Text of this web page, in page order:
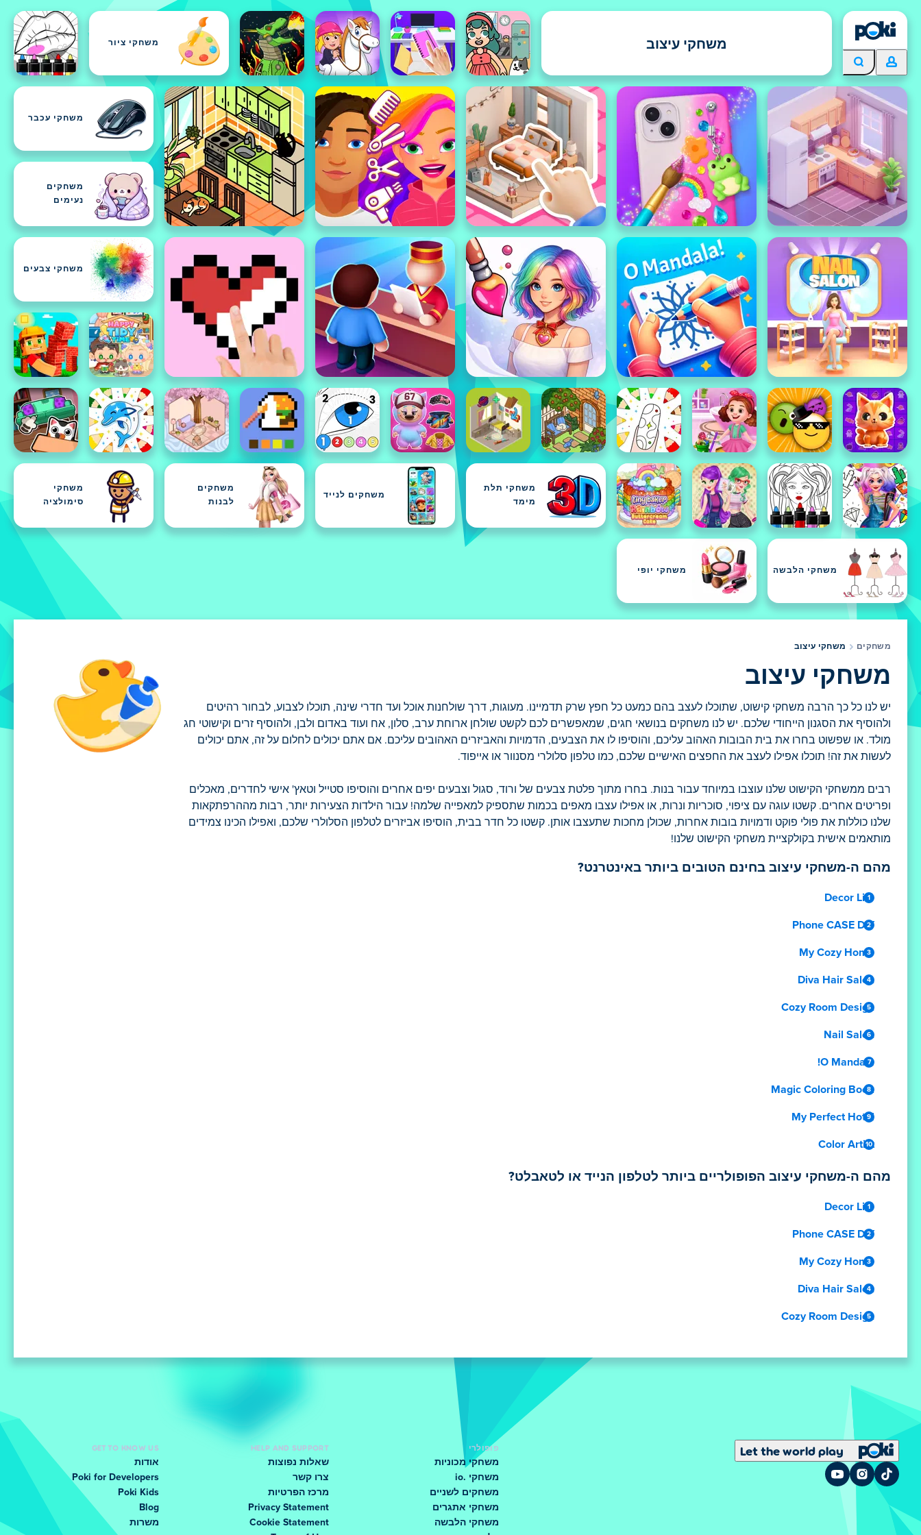
משחקי עיצוב משחקי ציור
משחקי עכבר
משחקים
נעימים
משחקי צבעים
משחקי תלת
מימד
משחקים לנייד
משחקים
לבנות
משחקי
סימולציה
משחקי הלבשה משחקי יופי
משחקים משחקי עיצוב
משחקי עיצוב
יש לנו כל כך הרבה משחקי קישוט, שתוכלו לעצב בהם כמעט כל חפץ שרק תדמיינו. מעוגות, דרך שולחנות אוכל ועד חדרי שינה, תוכלו לצבוע, לבחור רהיטים
ולהוסיף את הסגנון הייחודי שלכם. יש לנו משחקים בנושאי חגים, שמאפשרים לכם לקשט שולחן ארוחת ערב, סלון, אח ועוד באדום ולבן, ולהוסיף זרים וקישוטי חג
מולד. או שפשוט בחרו את בית הבובות האהוב עליכם, והוסיפו לו את הצבעים, הדמויות והאביזרים האהובים עליכם. אם אתם יכולים לחלום על זה, אתם יכולים
לעשות את זה! תוכלו אפילו לעצב את החפצים האישיים שלכם, כמו טלפון סלולרי מסנוור או אייפוד.
רבים ממשחקי הקישוט שלנו עוצבו במיוחד עבור בנות. בחרו מתוך פלטת צבעים של ורוד, סגול וצבעים יפים אחרים והוסיפו סטייל וטאץ' אישי לחדרים, מאכלים
ופריטים אחרים. קשטו עוגה עם ציפוי, סוכריות ונרות, או אפילו עצבו מאפים בכמות שתספיק למאפייה שלמה! עבור הילדות הצעירות יותר, רבות מההרפתקאות
שלנו כוללות את פולי פוקט ודמויות בובות אחרות, שכולן מחכות שתעצבו אותן. קשטו כל חדר בבית, הוסיפו אביזרים לטלפון הסלולרי שלכם, ואפילו הכינו צמידים
מותאמים אישית בקולקציית משחקי הקישוט שלנו!
מהם ה-משחקי עיצוב בחינם הטובים ביותר באינטרנט?
Decor Life
Phone CASE DIY
My Cozy Home
Diva Hair Salon
Cozy Room Design
Nail Salon
O Mandala!
Magic Coloring Book
My Perfect Hotel
Color Artist
מהם ה-משחקי עיצוב הפופולריים ביותר לטלפון הנייד או לטאבלט?
Decor Life
Phone CASE DIY
My Cozy Home
Diva Hair Salon
Cozy Room Design
Let the world play
פופולרי
משחקי מכוניות
משחקי .io
משחקים לשניים
משחקי אתגרים
משחקי הלבשה
HELP AND SUPPORT
שאלות נפוצות
צרו קשר
מרכז הפרטיות
Privacy Statement
Cookie Statement
GET TO KNOW US
אודות
Poki for Developers
Poki Kids
Blog
משרות